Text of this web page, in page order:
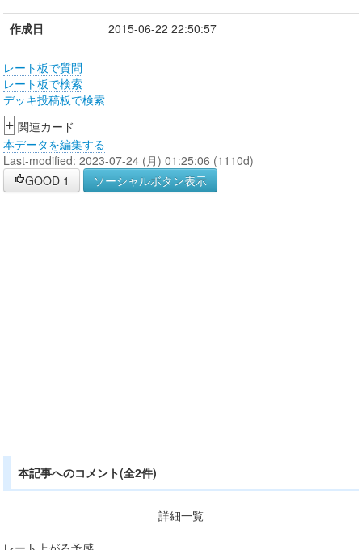
作成日 2015-06-22 22:50:57
レート板で質問
レート板で検索
デッキ投稿板で検索
+ 関連カード
本データを編集する
Last-modified: 2023-07-24 (月) 01:25:06 (1110d)
GOOD 1 ソーシャルボタン表示
本記事へのコメント(全2件)
詳細一覧